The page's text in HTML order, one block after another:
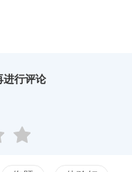
scores! Challe
to take your skills
进行评论